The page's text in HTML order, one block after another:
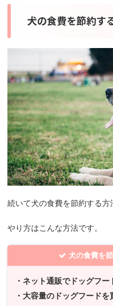
犬の食費を節約す
続いて犬の食費を節約する方
やり方はこんな方法です。
犬の食費を
・ネット通販でドッグフー
・大容量のドッグフードを